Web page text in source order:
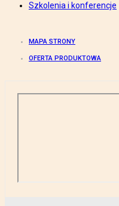
Szkolenia i konferencje
MAPA STRONY
OFERTA PRODUKTOWA